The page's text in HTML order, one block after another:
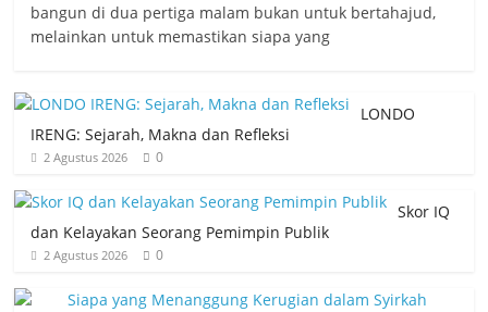
bangun di dua pertiga malam bukan untuk bertahajud,
melainkan untuk memastikan siapa yang
LONDO
IRENG: Sejarah, Makna dan Refleksi
2 Agustus 2026 0
Skor IQ
dan Kelayakan Seorang Pemimpin Publik
2 Agustus 2026 0